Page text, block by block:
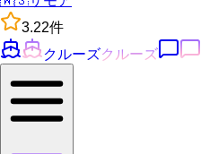
3.22件
クルーズクルーズ